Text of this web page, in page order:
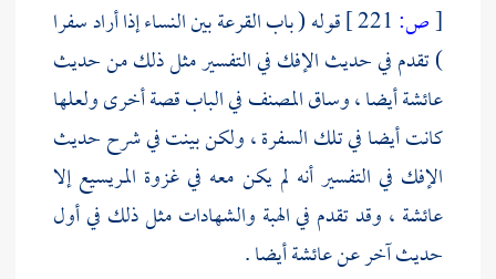
[ص:
قوله ( باب القرعة بين النساء إذا أراد سفرا
) تقدم في حديث الإفك في التفسير مثل ذلك من حديث
عائشةأيضا ، وساق المصنف في الباب قصة أخرى ولعلها
كانت أيضا في تلك السفرة ، ولكن بينت في شرح حديث
الإفك في التفسير أنه لم يكن معه في غزوة المريسيعإلا
عائشة ، وقد تقدم في الهبة والشهادات مثل ذلك في أول
حديث آخر عنعائشةأيضا .